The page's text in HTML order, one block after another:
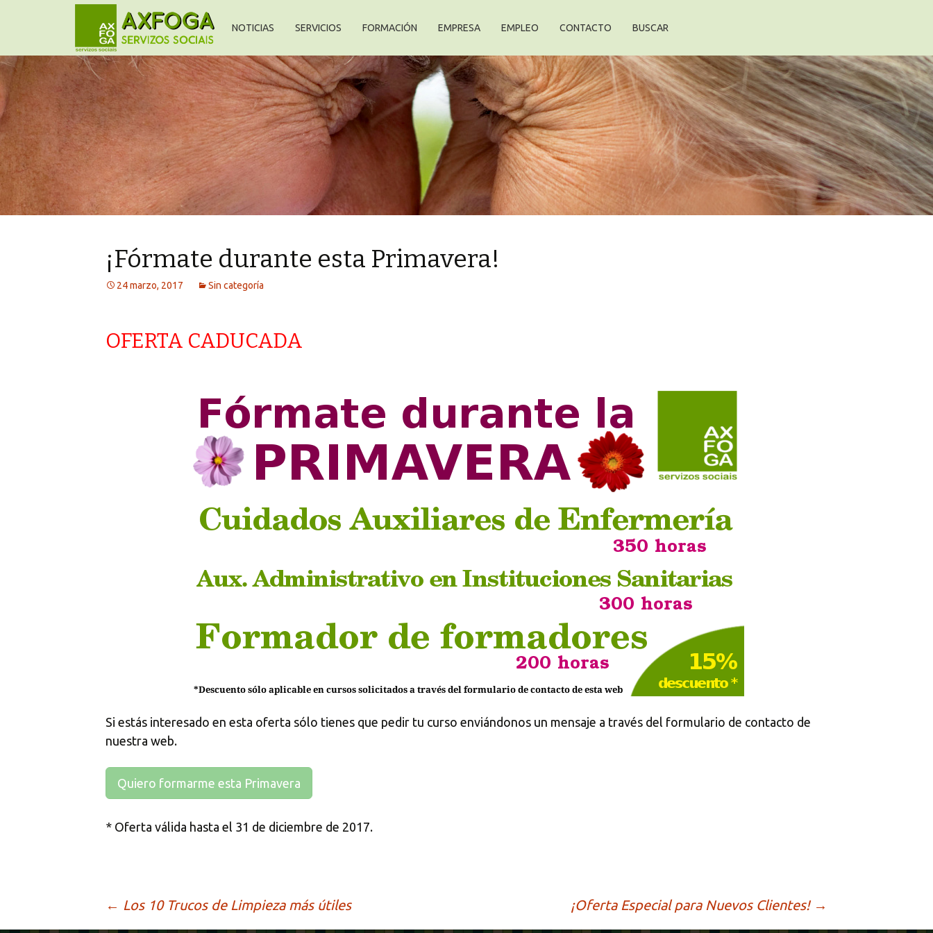
NOTICIAS SERVICIOS FORMACIÓN EMPRESA EMPLEO CONTACTO BUSCAR
¡Fórmate durante esta Primavera!
24 marzo, 2017 Sin categoría
OFERTA CADUCADA
Si estás interesado en esta oferta sólo tienes que pedir tu curso enviándonos un mensaje a través del formulario de contacto de
nuestra web.
Quiero formarme esta Primavera
* Oferta válida hasta el 31 de diciembre de 2017.
← Los 10 Trucos de Limpieza más útiles ¡Oferta Especial para Nuevos Clientes! →